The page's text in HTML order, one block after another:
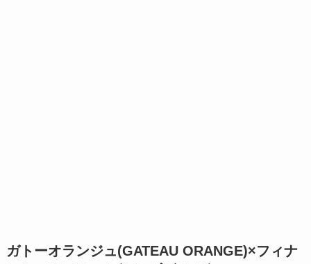
ガトーオランジュ(GATEAU ORANGE)×フィナ